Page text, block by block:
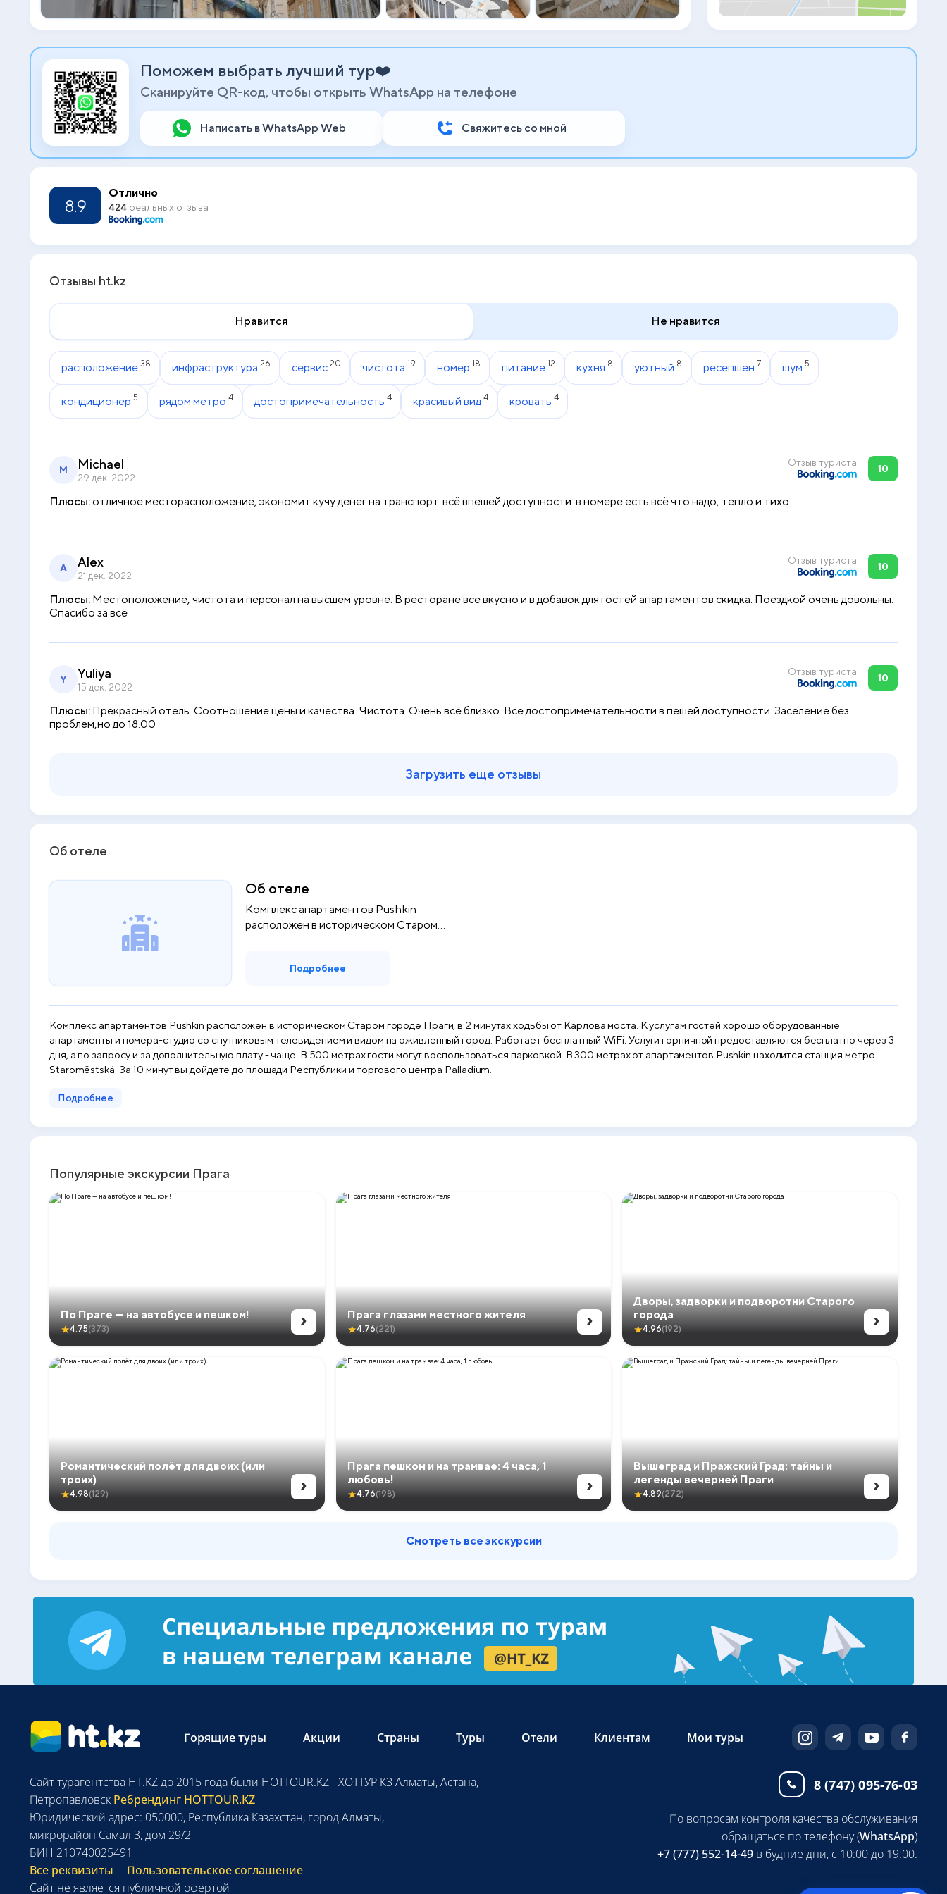
Поможем выбрать лучший тур❤️
Сканируйте QR-код, чтобы открыть WhatsApp на телефоне
Написать в WhatsApp Web Свяжитесь со мной
8.9
Отлично
424 реальных отзыва
Отзывы ht.kz
Нравится Не нравится
расположение 38 инфраструктура 26 сервис 20 чистота 19 номер 18 питание 12 кухня 8 уютный 8 ресепшен 7 шум 5
кондиционер 5 рядом метро 4 достопримечательность 4 красивый вид 4 кровать 4
M Michael
29 дек. 2022
Отзыв туриста
10
Плюсы:отличное месторасположение, экономит кучу денег на транспорт. всё впешей доступности. в номере есть всё что надо, тепло и тихо.
A Alex
21 дек. 2022
Отзыв туриста
10
Плюсы: Местоположение, чистота и персонал на высшем уровне. В ресторане все вкусно и в добавок для гостей апартаментов скидка. Поездкой очень довольны.
Спасибо за всё
Y Yuliya
15 дек. 2022
Отзыв туриста
10
Плюсы: Прекрасный отель. Соотношение цены и качества. Чистота. Очень всё близко. Все достопримечательности в пешей доступности. Заселение без
проблем,но до 18.00
Загрузить еще отзывы
Об отеле
Об отеле
Комплекс апартаментов Pushkin
расположен в историческом Старом
Подробнее
Комплекс апартаментов Pushkin расположен в историческом Старом городе Праги, в 2 минутах ходьбы от Карлова моста. К услугам гостей хорошо оборудованные
апартаменты и номера-студио со спутниковым телевидением и видом на оживленный город. Работает бесплатный WiFi. Услуги горничной предоставляются бесплатно через 3
дня, а по запросу и за дополнительную плату - чаще. В 500 метрах гости могут воспользоваться парковкой. В 300 метрах от апартаментов Pushkin находится станция метро
Staroměstská. За 10 минут вы дойдете до площади Республики и торгового центра Palladium.
Подробнее
Популярные экскурсии Прага
По Праге — на автобусе и пешком!
★4.75(373) › Прага глазами местного жителя
★4.76(221) ›
Дворы, задворки и подворотни Старого
города
★4.96(192) ›
Романтический полёт для двоих (или
троих)
★4.98(129) ›
Прага пешком и на трамвае: 4 часа, 1
любовь!
★4.76(198) ›
Вышеград и Пражский Град: тайны и
легенды вечерней Праги
★4.89(272) ›
Смотреть все экскурсии
Горящие туры Акции Страны Туры Отели Клиентам Мои туры
8 (747) 095-76-03
Сайт турагентства HT.KZ до 2015 года были HOTTOUR.KZ - ХОТТУР КЗ Алматы, Астана,
Петропавловск Ребрендинг HOTTOUR.KZ
Юридический адрес: 050000, Республика Казахстан, город Алматы,
микрорайон Самал 3, дом 29/2
БИН 210740025491
Все реквизиты
Пользовательское соглашение
Сайт не является публичной офертой
По вопросам контроля качества обслуживания
обращаться по телефону (WhatsApp)
+7 (777) 552-14-49 в будние дни, с 10:00 до 19:00.